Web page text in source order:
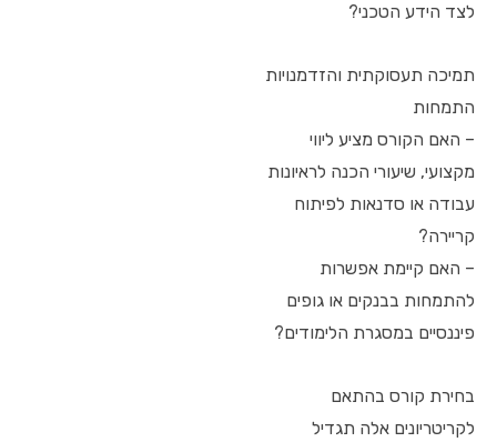
לצד הידע הטכני?
תמיכה תעסוקתית והזדמנויות
התמחות
– האם הקורס מציע ליווי
מקצועי, שיעורי הכנה לראיונות
עבודה או סדנאות לפיתוח
קריירה?
– האם קיימת אפשרות
להתמחות בבנקים או גופים
פיננסיים במסגרת הלימודים?
בחירת קורס בהתאם
לקריטריונים אלה תגדיל